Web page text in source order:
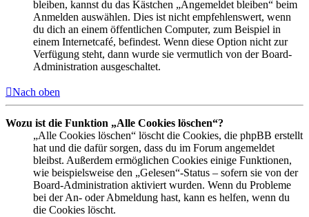
bleiben, kannst du das Kästchen „Angemeldet bleiben“ beim
Anmelden auswählen. Dies ist nicht empfehlenswert, wenn
du dich an einem öffentlichen Computer, zum Beispiel in
einem Internetcafé, befindest. Wenn diese Option nicht zur
Verfügung steht, dann wurde sie vermutlich von der Board-
Administration ausgeschaltet.
Nach oben
Wozu ist die Funktion „Alle Cookies löschen“?
„Alle Cookies löschen“ löscht die Cookies, die phpBB erstellt
hat und die dafür sorgen, dass du im Forum angemeldet
bleibst. Außerdem ermöglichen Cookies einige Funktionen,
wie beispielsweise den „Gelesen“-Status – sofern sie von der
Board-Administration aktiviert wurden. Wenn du Probleme
bei der An- oder Abmeldung hast, kann es helfen, wenn du
die Cookies löscht.